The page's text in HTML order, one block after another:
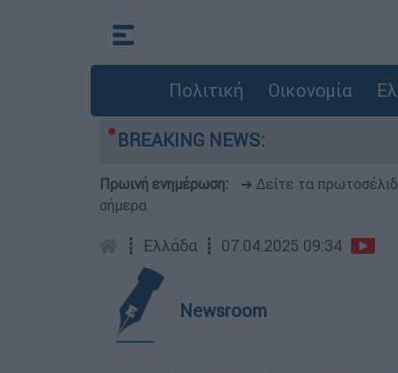
Πολιτική Οικονομία
BREAKING NEWS:
Πρωινή ενημέρωση: ➔ Δείτε τα
σήμερα
┋ Ελλάδα ┋ 07.04.2025 09:34
Newsroom